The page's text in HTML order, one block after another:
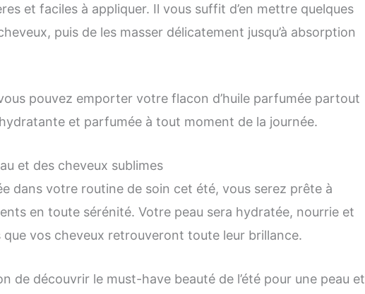
et faciles à appliquer. Il vous suffit d’en mettre quelques
puis de les masser délicatement jusqu’à absorption
pouvez emporter votre flacon d’huile parfumée partout
et parfumée à tout moment de la journée.
et des cheveux sublimes
dans votre routine de soin cet été, vous serez prête à
en toute sérénité. Votre peau sera hydratée, nourrie et
vos cheveux retrouveront toute leur brillance.
de découvrir le must-have beauté de l’été pour une peau et